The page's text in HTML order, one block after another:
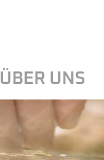
ÜBER UNS